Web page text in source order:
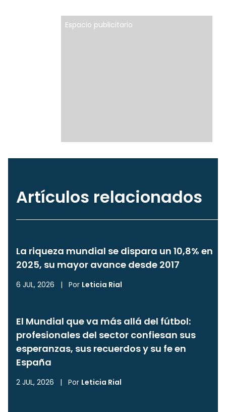
Espacio publicitario
Artículos relacionados
La riqueza mundial se dispara un 10,8% en
2025, su mayor avance desde 2017
6 JUL, 2026 | Por Leticia Rial
El Mundial que va más allá del fútbol:
profesionales del sector confiesan sus
esperanzas, sus recuerdos y su fe en
España
2 JUL, 2026 | Por Leticia Rial